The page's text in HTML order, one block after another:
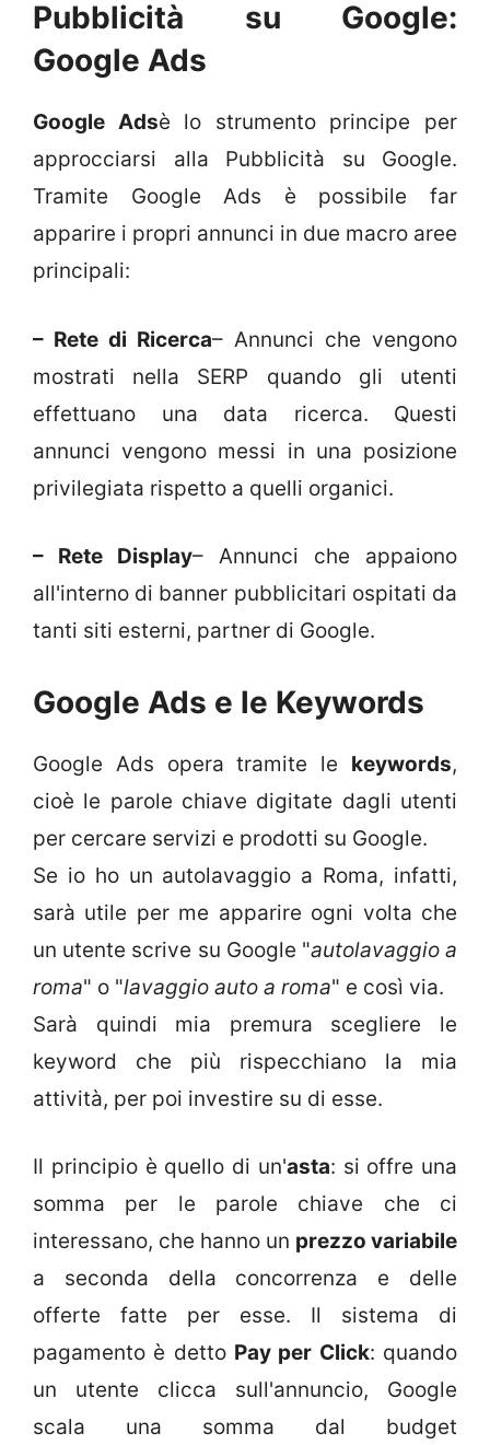
Pubblicità su Google:
Google Ads
Google Adsè lo strumento principe per
approcciarsi alla Pubblicità su Google.
Tramite Google Ads è possibile far
apparire i propri annunci in due macro aree
principali:
– Rete di Ricerca– Annunci che vengono
mostrati nella SERP quando gli utenti
effettuano una data ricerca. Questi
annunci vengono messi in una posizione
privilegiata rispetto a quelli organici.
– Rete Display– Annunci che appaiono
all'interno di banner pubblicitari ospitati da
tanti siti esterni, partner di Google.
Google Ads e le Keywords
Google Ads opera tramite le keywords,
cioè le parole chiave digitate dagli utenti
per cercare servizi e prodotti su Google.
Se io ho un autolavaggio a Roma, infatti,
sarà utile per me apparire ogni volta che
un utente scrive su Google "autolavaggio a
roma" o "lavaggio auto a roma" e così via.
Sarà quindi mia premura scegliere le
keyword che più rispecchiano la mia
attività, per poi investire su di esse.
Il principio è quello di un'asta: si offre una
somma per le parole chiave che ci
interessano, che hanno un prezzo variabile
a seconda della concorrenza e delle
offerte fatte per esse. Il sistema di
pagamento è detto Pay per Click: quando
un utente clicca sull'annuncio, Google
scala una somma dal budget